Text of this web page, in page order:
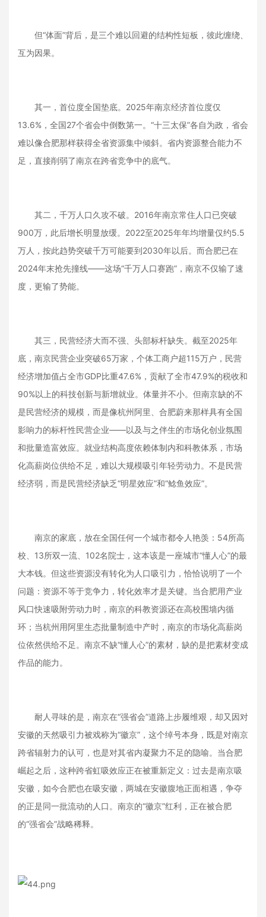
但“体面”背后，是三个难以回避的结构性短板，彼此缠绕、
互为因果。
其一，首位度全国垫底。2025年南京经济首位度仅
13.6%，全国27个省会中倒数第一。“十三太保”各自为政，省会
难以像合肥那样获得全省资源集中倾斜。省内资源整合能力不
足，直接削弱了南京在跨省竞争中的底气。
其二，千万人口久攻不破。2016年南京常住人口已突破
900万，此后增长明显放缓。2022至2025年年均增量仅约5.5
万人，按此趋势突破千万可能要到2030年以后。而合肥已在
2024年末抢先撞线——这场“千万人口赛跑”，南京不仅输了速
度，更输了势能。
其三，民营经济大而不强、头部标杆缺失。截至2025年
底，南京民营企业突破65万家，个体工商户超115万户，民营
经济增加值占全市GDP比重47.6%，贡献了全市47.9%的税收和
90%以上的科技创新与新增就业。体量并不小。但南京缺的不
是民营经济的规模，而是像杭州阿里、合肥蔚来那样具有全国
影响力的标杆性民营企业——以及与之伴生的市场化创业氛围
和批量造富效应。就业结构高度依赖体制内和科教体系，市场
化高薪岗位供给不足，难以大规模吸引年轻劳动力。不是民营
经济弱，而是民营经济缺乏“明星效应”和“鲶鱼效应”。
南京的家底，放在全国任何一个城市都令人艳羡：54所高
校、13所双一流、102名院士，这本该是一座城市“懂人心”的最
大本钱。但这些资源没有转化为人口吸引力，恰恰说明了一个
问题：资源不等于竞争力，转化效率才是关键。当合肥用产业
风口快速吸附劳动力时，南京的科教资源还在高校围墙内循
环；当杭州用阿里生态批量制造中产时，南京的市场化高薪岗
位依然供给不足。南京不缺“懂人心”的素材，缺的是把素材变成
作品的能力。
耐人寻味的是，南京在“强省会”道路上步履维艰，却又因对
安徽的天然吸引力被戏称为“徽京”，这个绰号本身，既是对南京
跨省辐射力的认可，也是对其省内凝聚力不足的隐喻。当合肥
崛起之后，这种跨省虹吸效应正在被重新定义：过去是南京吸
安徽，如今合肥也在吸安徽，两城在安徽腹地正面相遇，争夺
的正是同一批流动的人口。南京的“徽京”红利，正在被合肥
的“强省会”战略稀释。